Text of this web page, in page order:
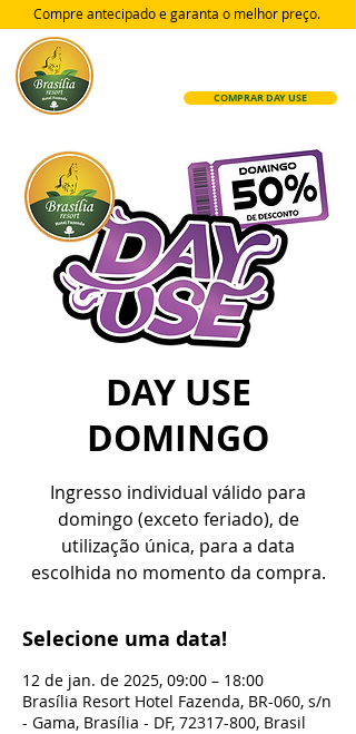
COMPRAR DAY USE
Compre antecipado e garanta o melhor preço.
DAY USE
DOMINGO
Ingresso individual válido para
domingo (exceto feriado), de
utilização única, para a data
escolhida no momento da compra.
Selecione uma data!
12 de jan. de 2025, 09:00 – 18:00
Brasília Resort Hotel Fazenda, BR-060, s/n
- Gama, Brasília - DF, 72317-800, Brasil